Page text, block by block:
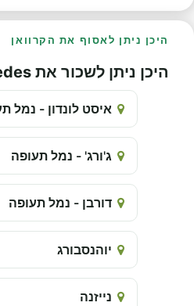
היכן ניתן לאסוף את הקרוואן
היכן ניתן לשכור את M4BM - Mercedes
איסט לונדון - נמל
ג'ורג' - נמל תעופה
דורבן - נמל תעופה
יוהנסבורג
נייזנה